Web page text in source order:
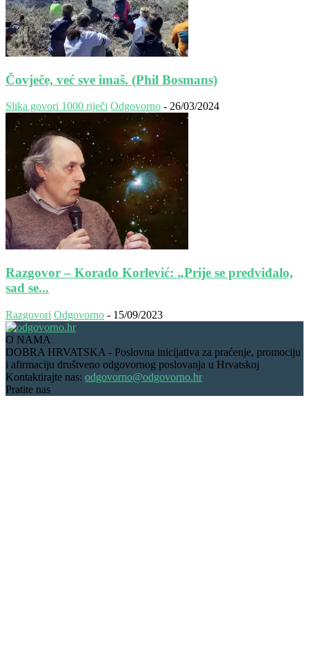
Čovječe, već sve imaš. (Phil Bosmans)
Slika govori 1000 riječi Odgovorno - 26/03/2024
Razgovor – Korado Korlević: „Prije se predviđalo,
sad se...
Razgovori Odgovorno - 15/09/2023
O NAMA
DOBRA HRVATSKA - Poslovna inicijativa za praćenje, promociju
i afirmaciju društveno odgovornog poslovanja u Hrvatskoj
Kontaktirajte nas: odgovorno@odgovorno.hr
Pratite nas